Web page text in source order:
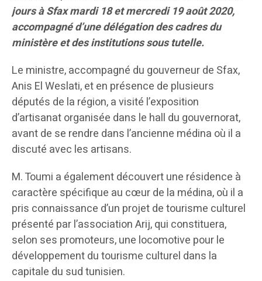
jours à Sfax mardi 18 et mercredi 19 août 2020,
accompagné d’une délégation des cadres du
ministère et des institutions sous tutelle.
Le ministre, accompagné du gouverneur de Sfax,
Anis El Weslati, et en présence de plusieurs
députés de la région, a visité l’exposition
d’artisanat organisée dans le hall du gouvernorat,
avant de se rendre dans l’ancienne médina où il a
discuté avec les artisans.
M. Toumi a également découvert une résidence à
caractère spécifique au cœur de la médina, où il a
pris connaissance d’un projet de tourisme culturel
présenté par l’association Arij, qui constituera,
selon ses promoteurs, une locomotive pour le
développement du tourisme culturel dans la
capitale du sud tunisien.